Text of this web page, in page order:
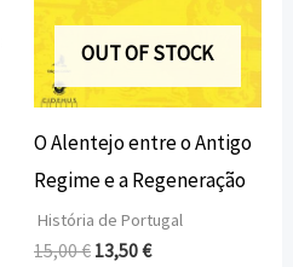
OUT OF STOCK
O Alentejo entre o Antigo
Regime e a Regeneração
História de Portugal
15,00€ 13,50€